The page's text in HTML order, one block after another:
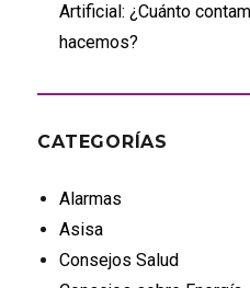
Artificial: ¿Cuánto
hacemos?
CATEGORÍAS
Alarmas
Asisa
Consejos Salud